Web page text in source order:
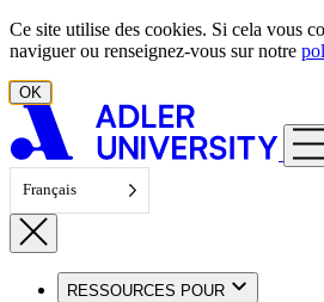
Aller au contenu
Ce site utilise des cookies. Si cela vous
naviguer ou renseignez-vous sur notre
OK
Français
RESSOURCES POUR